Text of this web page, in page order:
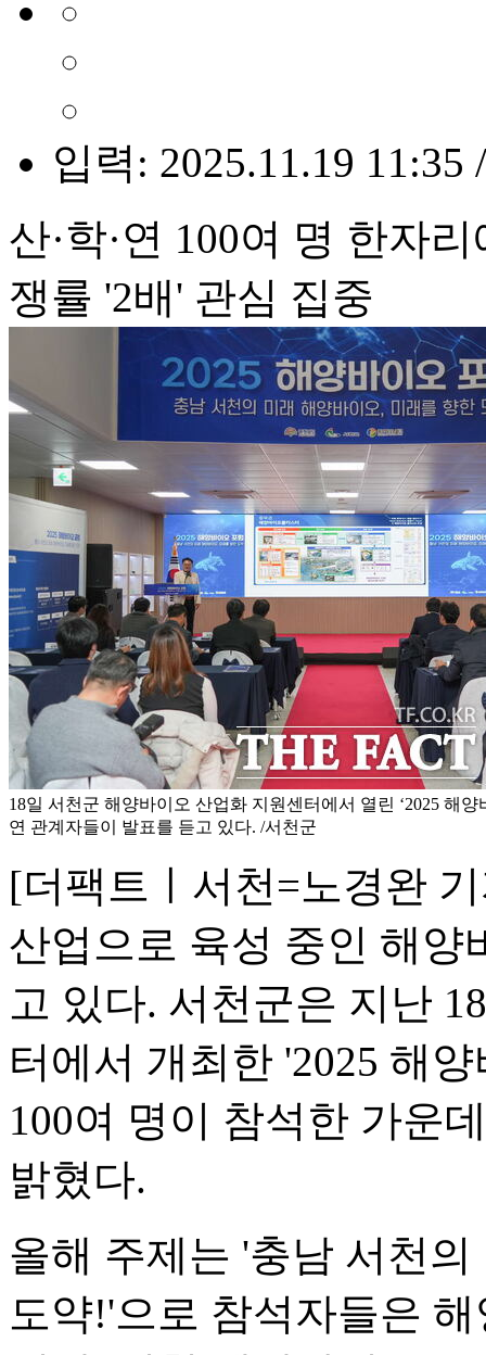
입력: 2025.11.19 11:35
산·학·연 100여 명 한자
쟁률 '2배' 관심 집중
18일 서천군 해양바이오 산업화 지원센터에서 열린 ‘2025 해양
연 관계자들이 발표를 듣고 있다. /서천군
[더팩트ㅣ서천=노경완
산업으로 육성 중인 해양
고 있다. 서천군은 지난
터에서 개최한 '2025 해
100여 명이 참석한 가운
밝혔다.
올해 주제는 '충남 서천
도약!'으로 참석자들은